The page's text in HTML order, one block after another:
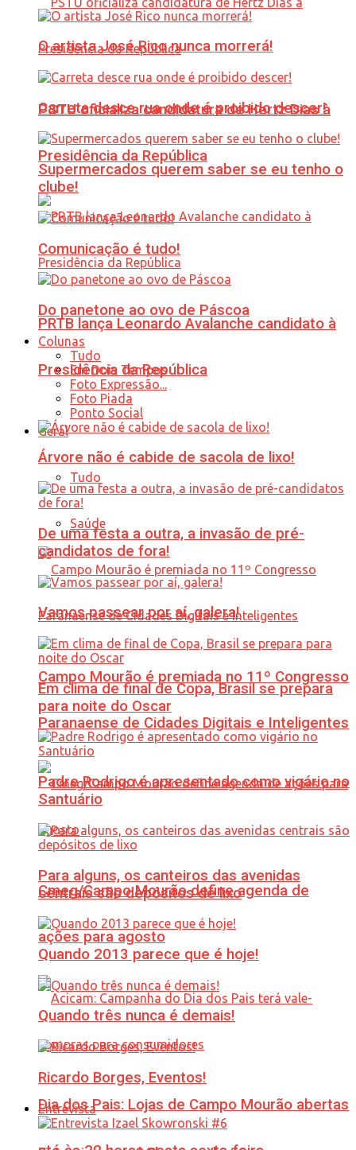
PSTU oficializa candidatura de Hertz Dias à
Presidência da República
PRTB lança Leonardo Avalanche candidato à
Presidência da República
Geral
Tudo
Saúde
Campo Mourão é premiada no 11º Congresso
Paranaense de Cidades Digitais e Inteligentes
Cmeg/Campo Mourão define agenda de
ações para agosto
Dia dos Pais: Lojas de Campo Mourão abertas
O artista José Rico nunca morrerá!
Carreta desce rua onde é proibido descer!
Supermercados querem saber se eu tenho o
clube!
Comunicação é tudo!
Do panetone ao ovo de Páscoa
Colunas
Tudo
Em Dois Tempos
Foto Expressão...
Foto Piada
Ponto Social
Árvore não é cabide de sacola de lixo!
De uma festa a outra, a invasão de pré-
candidatos de fora!
Vamos passear por aí, galera!
Em clima de final de Copa, Brasil se prepara
para noite do Oscar
Padre Rodrigo é apresentado como vigário no
Santuário
Para alguns, os canteiros das avenidas
centrais são depósitos de lixo
Quando 2013 parece que é hoje!
Quando três nunca é demais!
Ricardo Borges, Eventos!
Entrevista